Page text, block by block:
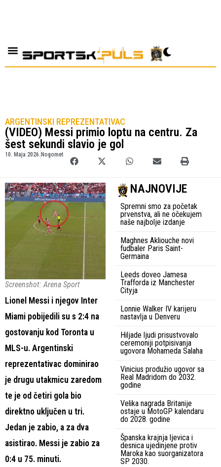
ARGENTINSKI REPREZENTATIVAC
(VIDEO) Messi primio loptu na centru. Za
šest sekundi slavio je gol
10. Maja 2026. Nogomet
Screenshot: Arena Sport
Lionel Messi i njegov Inter
Miami pobijedili su s 2:4 na
gostovanju kod Toronta u
MLS-u. Argentinski
reprezentativac dominirao
je drugu utakmicu zaredom
te je od četiri gola bio
direktno uključen u tri.
Jedan je zabio, a za dva
asistirao. Messi je zabio za
0:4 u 75. minuti.
NAJNOVIJE
Spremni smo za početak
prvenstva, ali ne očekujem
naše najbolje izdanje
Maghnes Akliouche novi
fudbaler Paris Saint-
Germaina
Leeds doveo Jamesa
Trafforda iz Manchester
Cityja
Lonnie Walker IV karijeru
nastavlja u Denveru
Hiljade ljudi prisustvovalo
ceremoniji potpisivanja
ugovora Mohameda Salaha
Vinicius produžio ugovor sa
Real Madridom do 2032.
godine
Velika nagrada Britanije
ostaje u MotoGP kalendaru
do 2028. godine
Španska krajnja ljevica i
desnica ujedinjene protiv
Maroka kao suorganizatora
SP 2030.